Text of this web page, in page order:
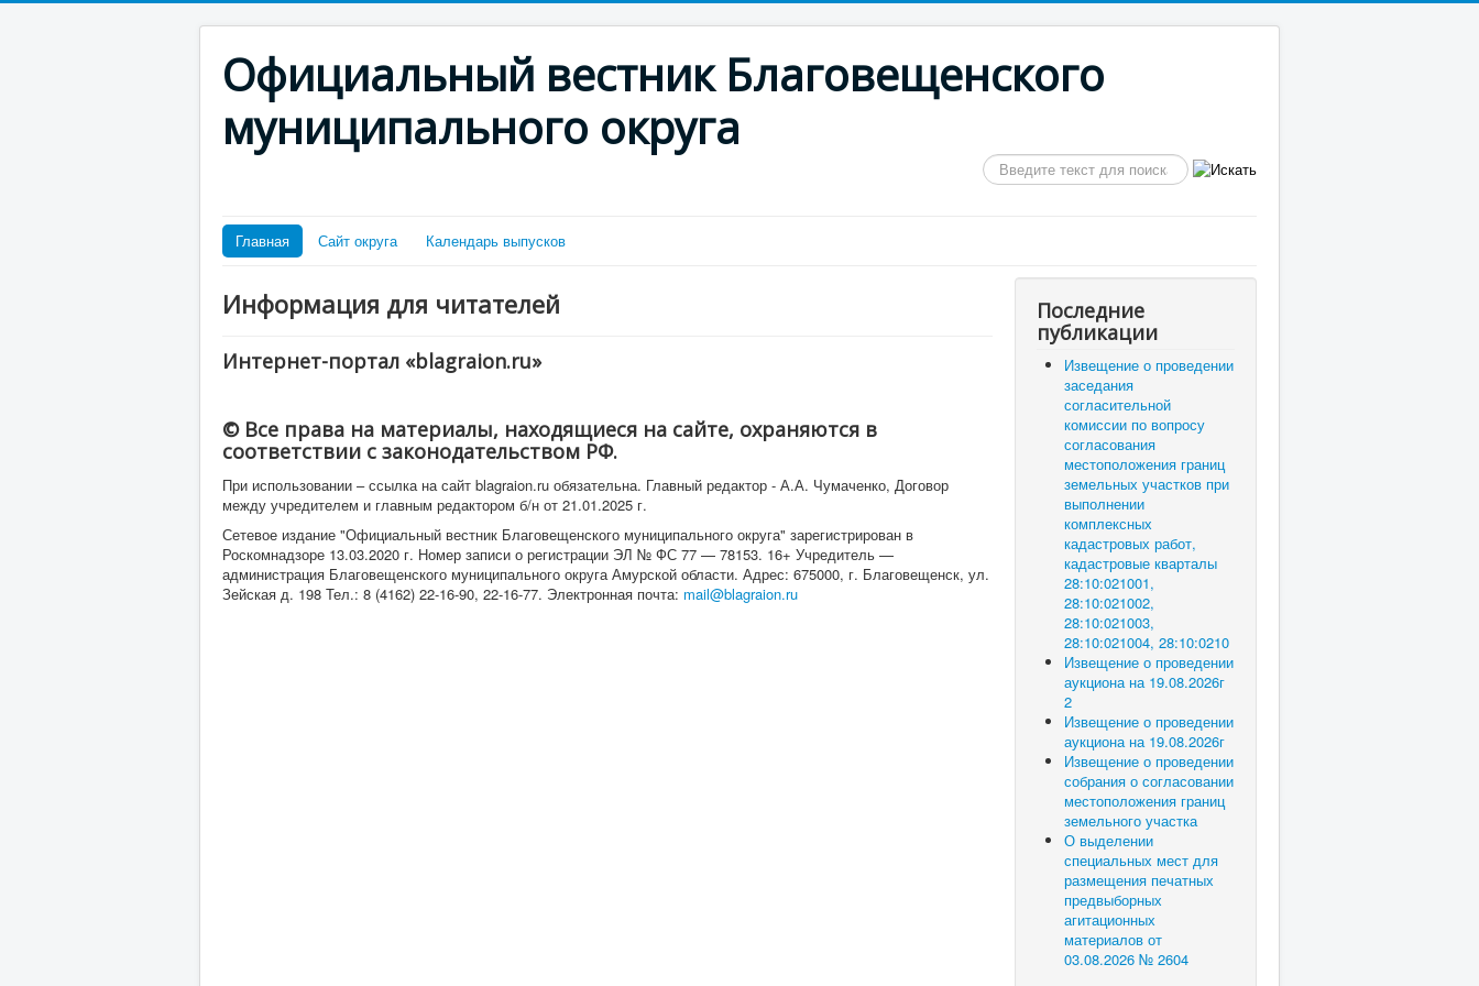
Официальный вестник Благовещенского
муниципального округа
Искать...
Главная Сайт округа Календарь выпусков
Информация для читателей
Интернет-портал «blagraion.ru»
© Все права на материалы, находящиеся на сайте, охраняются в
соответствии с законодательством РФ.
При использовании – ссылка на сайт blagraion.ru обязательна. Главный редактор - А.А. Чумаченко, Договор
между учредителем и главным редактором б/н от 21.01.2025 г.
Сетевое издание "Официальный вестник Благовещенского муниципального округа" зарегистрирован в
Роскомнадзоре 13.03.2020 г. Номер записи о регистрации ЭЛ № ФС 77 — 78153. 16+ Учредитель —
администрация Благовещенского муниципального округа Амурской области. Адрес: 675000, г. Благовещенск, ул.
Зейская д. 198 Тел.: 8 (4162) 22-16-90, 22-16-77. Электронная почта: mail@blagraion.ru
Последние
публикации
Извещение о проведении
заседания
согласительной
комиссии по вопросу
согласования
местоположения границ
земельных участков при
выполнении
комплексных
кадастровых работ,
кадастровые кварталы
28:10:021001,
28:10:021002,
28:10:021003,
28:10:021004, 28:10:0210
Извещение о проведении
аукциона на 19.08.2026г
2
Извещение о проведении
аукциона на 19.08.2026г
Извещение о проведении
собрания о согласовании
местоположения границ
земельного участка
О выделении
специальных мест для
размещения печатных
предвыборных
агитационных
материалов от
03.08.2026 № 2604